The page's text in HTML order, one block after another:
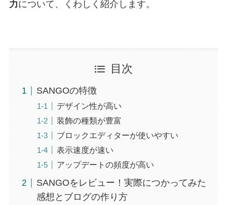
力について、くわしく紹介します。
目次
SANGOの特徴
デザイン性が高い
装飾の種類が豊富
ブロックエディターが使いやすい
表示速度が速い
アップデートの頻度が高い
SANGOをレビュー！実際につかってみた
感想とブログの作り方